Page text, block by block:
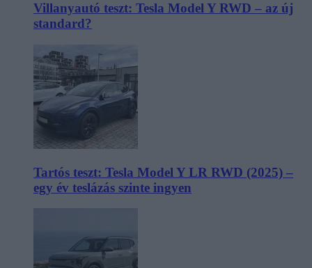
Villanyautó teszt: Tesla Model Y RWD – az új
standard?
Tartós teszt: Tesla Model Y LR RWD (2025) –
egy év teslázás szinte ingyen